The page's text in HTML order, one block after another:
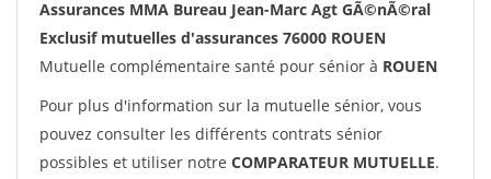
Assurances MMA Bureau Jean-Marc Agt GÃ©nÃ©ral
Exclusif mutuelles d'assurances 76000 ROUEN
Mutuelle complémentaire santé pour sénior à ROUEN
Pour plus d'information sur la mutuelle sénior, vous
pouvez consulter les différents contrats sénior
possibles et utiliser notre COMPARATEUR MUTUELLE.